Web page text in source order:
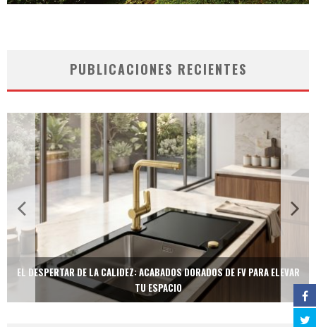
PUBLICACIONES RECIENTES
EL DESPERTAR DE LA CALIDEZ: ACABADOS DORADOS DE FV PARA ELEVAR
TU ESPACIO